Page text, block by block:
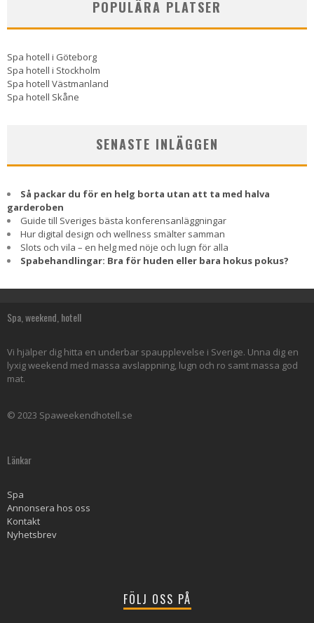
POPULÄRA PLATSER
Spa hotell i Göteborg
Spa hotell i Stockholm
Spa hotell Västmanland
Spa hotell Skåne
SENASTE INLÄGGEN
Så packar du för en helg borta utan att ta med halva
garderoben
Guide till Sveriges bästa konferensanläggningar
Hur digital design och wellness smälter samman
Slots och vila – en helg med nöje och lugn för alla
Spabehandlingar: Bra för huden eller bara hokus pokus?
Spa, weekend, hotell
Vi hjälper dig hitta en underbar spaupplevelse i Sverige. Unna dig en
lyxig weekend med massa avslappning, lugn och ro samt massa god
mat.
© 2023 Spaweekendhotell.se
Länkar
Spa
Annonsera hos oss
Kontakt
Nyhetsbrev
FÖLJ OSS PÅ